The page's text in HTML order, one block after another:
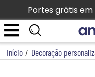
Portes grátis
Início / Decoração